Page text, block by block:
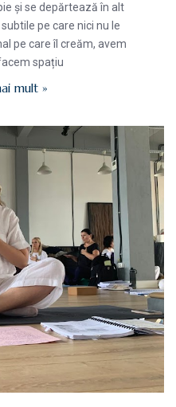
și se depărtează în alt
pe care nici nu le
pe care îl creăm, avem
spațiu
mult »